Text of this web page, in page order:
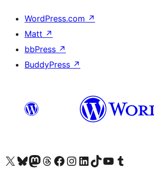
WordPress.com ↗
Matt ↗
bbPress ↗
BuddyPress ↗
查看我們的 X (之前的 Twitter) 帳號造訪我們的 Bluesky 帳號造訪我們的 Mastodon 帳號造訪我們的 Threads 帳號 造訪我們的 Facebook 粉絲專頁Visit our Instagram account
Visit our LinkedIn account
造訪我們的 TikTok 帳號Visit our YouTube channel
造訪我們的 Tumblr 帳號